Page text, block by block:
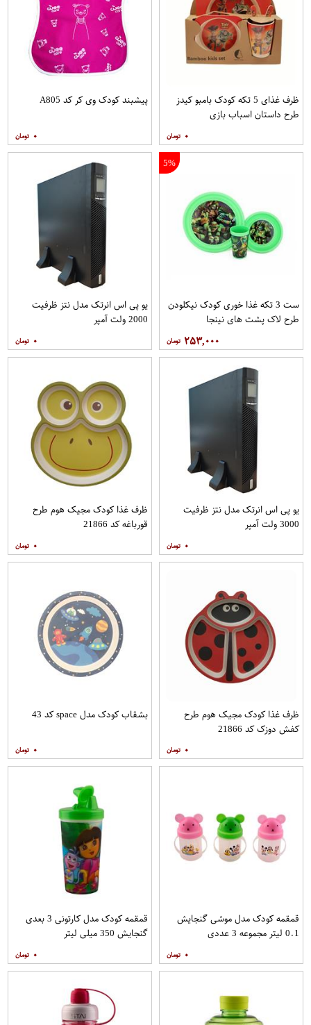
ظرف غذای 5 تکه کودک بامبو کیدز
طرح داستان اسباب بازی
۰
پیشبند کودک وی کر کد A805
۰
5%
ست 3 تکه غذا خوری کودک نیکلودن
طرح لاک پشت های نینجا
۲۵۳,۰۰۰
یو پی اس انرتک مدل نتز ظرفیت
2000 ولت آمپر
۰
یو پی اس انرتک مدل نتز ظرفیت
3000 ولت آمپر
۰
ظرف غذا کودک مجیک هوم طرح
قورباغه کد 21866
۰
ظرف غذا کودک مجیک هوم طرح
کفش دوزک کد 21866
۰
بشقاب کودک مدل space کد 43
۰
قمقمه کودک مدل موشی گنجایش
0.1 لیتر مجموعه 3 عددی
۰
قمقمه کودک مدل کارتونی 3 بعدی
گنجایش 350 میلی لیتر
۰